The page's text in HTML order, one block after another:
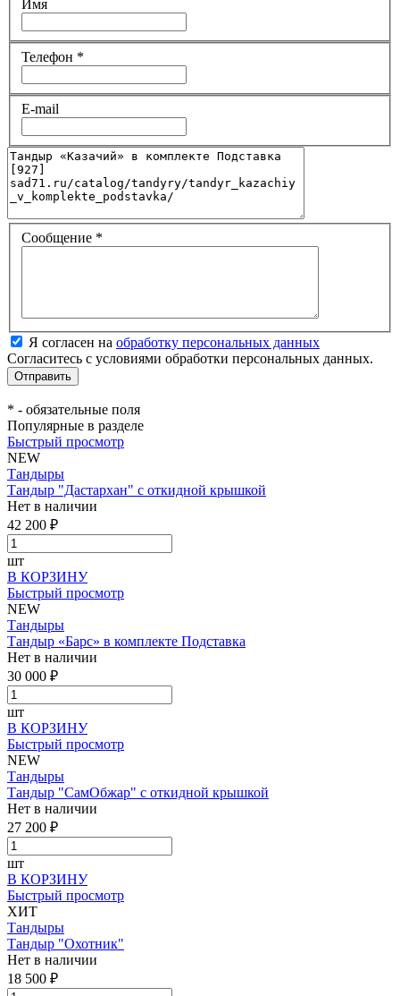
Имя
Телефон *
E-mail
Сообщение *
Я согласен на обработку персональных данных
Согласитесь с условиями обработки персональных данных.
* - обязательные поля
Популярные в разделе
Быстрый просмотр
NEW
Тандыры
Тандыр "Дастархан" с откидной крышкой
Нет в наличии
42 200 ₽
шт
В КОРЗИНУ
Быстрый просмотр
NEW
Тандыры
Тандыр «Барс» в комплекте Подставка
Нет в наличии
30 000 ₽
шт
В КОРЗИНУ
Быстрый просмотр
NEW
Тандыры
Тандыр "СамОбжар" с откидной крышкой
Нет в наличии
27 200 ₽
шт
В КОРЗИНУ
Быстрый просмотр
ХИТ
Тандыры
Тандыр "Охотник"
Нет в наличии
18 500 ₽